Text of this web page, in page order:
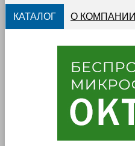
КАТАЛОГ О КОМПАНИИ